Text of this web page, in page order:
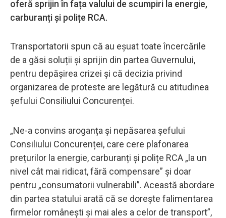
oferă sprijin în fața valului de scumpiri la energie,
carburanți și polițe RCA.
Transportatorii spun că au eșuat toate încercările
de a găsi soluții și sprijin din partea Guvernului,
pentru depășirea crizei și că decizia privind
organizarea de proteste are legătură cu atitudinea
șefului Consiliului Concurenței.
„Ne-a convins aroganța și nepăsarea șefului
Consiliului Concurenței, care cere plafonarea
prețurilor la energie, carburanți și polițe RCA „la un
nivel cât mai ridicat, fără compensare” și doar
pentru „consumatorii vulnerabili”. Această abordare
din partea statului arată că se dorește falimentarea
firmelor românești și mai ales a celor de transport”,